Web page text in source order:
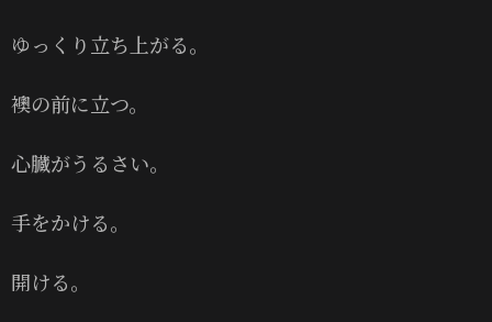
ゆっくり立ち上がる。
襖の前に立つ。
心臓がうるさい。
手をかける。
開ける。